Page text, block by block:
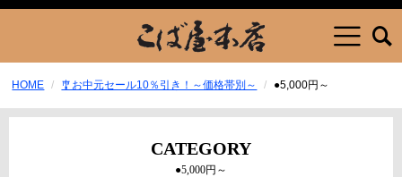
HOME 🎐お中元セール10％引き！～価格帯別～ ●5,000円～
CATEGORY
●5,000円～